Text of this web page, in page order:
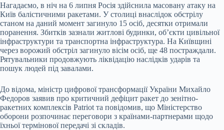
Нагадаємо, в ніч на 6 липня Росія здійснила масовану атаку на
Київ балістичними ракетами. У столиці внаслідок обстрілу
станом на даний момент загинуло 15 осіб, десятки отримали
поранення. Збитків зазнали житлові будинки, об’єкти цивільної
інфраструктури та транспортна інфраструктура. На Київщині
через ворожий обстріл загинуло вісім осіб, ще 48 постраждали.
Рятувальники продовжують ліквідацію наслідків ударів та
пошук людей під завалами.
До відома, міністр цифрової трансформації України Михайло
Федоров заявив про критичний дефіцит ракет до зенітно-
ракетних комплексів Patriot та повідомив, що Міністерство
оборони розпочинає переговори з країнами-партнерами щодо
їхньої термінової передачі зі складів.